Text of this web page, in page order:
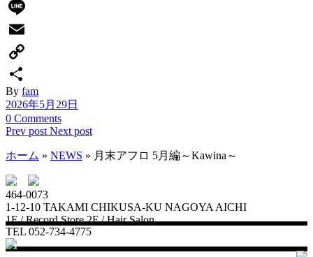
Twitter
Line
Email
Copy
Link
共
有
By fam
2026年5月29日
0 Comments
Prev post Next post
ホーム » NEWS » 月末アフロ 5月編～Kawina～
464-0073
1-12-10 TAKAMI CHIKUSA-KU NAGOYA AICHI
1F / Record Store 2F / Hair Salon
TEL 052-734-4775